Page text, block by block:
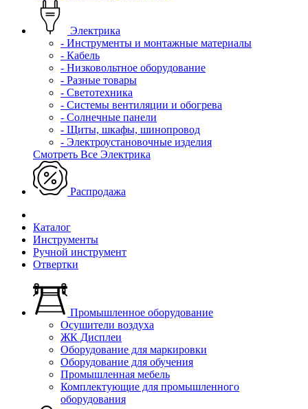
Электрика
- Инструменты и монтажные материалы
- Кабель
- Низковольтное оборудование
- Разные товары
- Светотехника
- Системы вентиляции и обогрева
- Солнечные панели
- Щиты, шкафы, шинопровод
- Электроустановочные изделия
Смотреть Все Электрика
Распродажа
Каталог
Инструменты
Ручной инструмент
Отвертки
Промышленное оборудование
Осушители воздуха
ЖК Дисплеи
Оборудование для маркировки
Оборудование для обучения
Промышленная мебель
Комплектующие для промышленного
оборудования